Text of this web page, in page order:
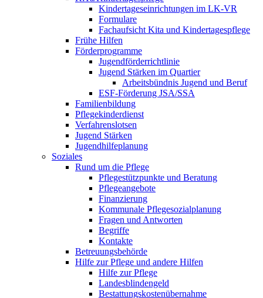
Kindertages­einrichtungen im LK-VR
Formulare
Fachaufsicht Kita und Kindertagespflege
Frühe Hilfen
Förderprogramme
Jugendförderrichtlinie
Jugend Stärken im Quartier
Arbeitsbündnis Jugend und Beruf
ESF-Förderung JSA/SSA
Familienbildung
Pflegekinderdienst
Verfahrenslotsen
Jugend Stärken
Jugendhilfeplanung
Soziales
Rund um die Pflege
Pflegestützpunkte und Beratung
Pflegeangebote
Finanzierung
Kommunale Pflegesozialplanung
Fragen und Antworten
Begriffe
Kontakte
Betreuungsbehörde
Hilfe zur Pflege und andere Hilfen
Hilfe zur Pflege
Landesblindengeld
Bestattungskosten­übernahme